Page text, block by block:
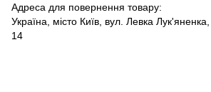
Адреса для повернення товару:
Україна, місто Київ, вул. Левка
14